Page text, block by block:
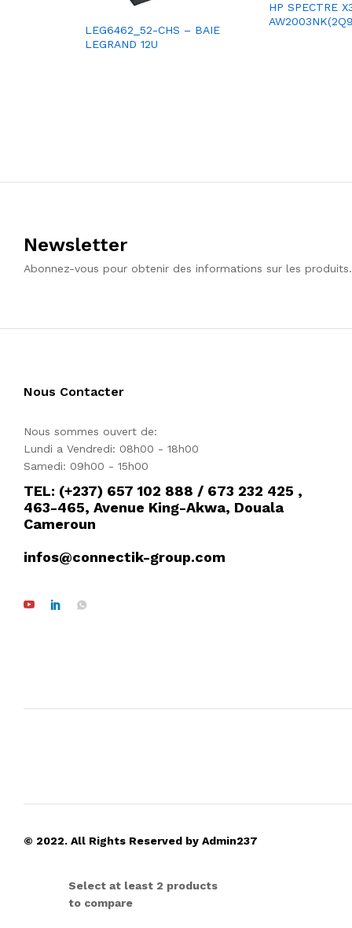
LEG6462_52-CHS – BAIE
LEGRAND 12U
HP SPECTRE
Newsletter
Abonnez-vous pour obtenir des informations sur les produits.
Nous Contacter
Nous sommes ouvert de:
Lundi a Vendredi: 08h00 - 18h00
Samedi: 09h00 - 15h00
TEL: (+237) 657 102 888 / 673 232 425 ,
463-465, Avenue King-Akwa, Douala
Cameroun
infos@connectik-group.com
© 2022. All Rights Reserved by Admin237
Select at least 2 products
to compare